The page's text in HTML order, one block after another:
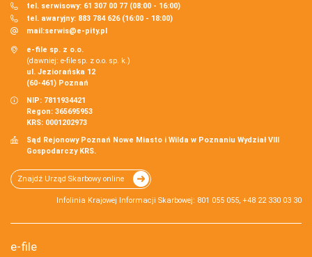
tel. serwisowy: 61 307 00 77 (08:00 - 16:00)
tel. awaryjny: 883 784 626 (16:00 - 18:00)
mail:serwis@e-pity.pl
e-file sp. z o.o.
(dawniej: e-file sp. z o.o. sp. k.)
ul. Jeziorańska 12
(60-461) Poznań
NIP: 7811934421
Regon: 365695953
KRS: 0001202973
Sąd Rejonowy Poznań Nowe Miasto i Wilda w Poznaniu Wydział VIII
Gospodarczy KRS.
Znajdź Urząd Skarbowy online
Infolinia Krajowej Informacji Skarbowej: 801 055 055, +48 22 330 03 30
e-file